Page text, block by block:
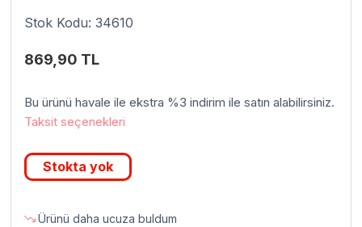
Stok Kodu: 34610
869,90 TL
Bu ürünü havale ile ekstra %3 indirim ile satın alabilirsiniz.
Taksit seçenekleri
Stokta yok
Ürünü daha ucuza buldum